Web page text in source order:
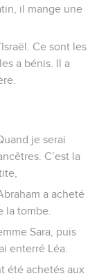
il mange une
Ce sont les
a bénis. Il a
je serai
C’est la
a acheté
la tombe.
Sara, puis
enterré Léa.
été achetés aux